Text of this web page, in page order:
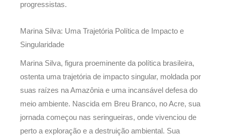
progressistas.
Marina Silva: Uma Trajetória Política de Impacto e
Singularidade
Marina Silva, figura proeminente da política brasileira,
ostenta uma trajetória de impacto singular, moldada por
suas raízes na Amazônia e uma incansável defesa do
meio ambiente. Nascida em Breu Branco, no Acre, sua
jornada começou nas seringueiras, onde vivenciou de
perto a exploração e a destruição ambiental. Sua